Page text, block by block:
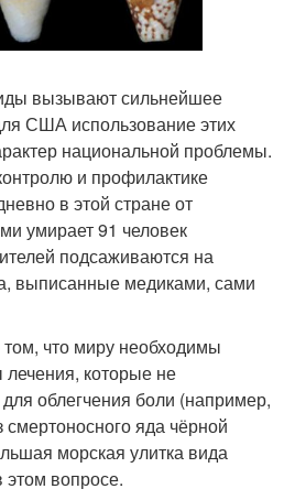
вызывают сильнейшее
США использование этих
национальной проблемы.
и профилактике
в этой стране от
умирает 91 человек
подсаживаются на
выписанные медиками, сами
что миру необходимы
которые не
облегчения боли (например,
яда чёрной
морская улитка вида
вопросе.